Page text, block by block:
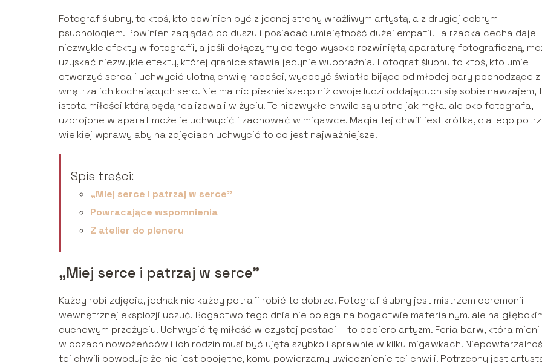
Fotograf ślubny, to ktoś, kto powinien być z jednej strony wrażliwym artystą, a z drugiej dobrym
psychologiem. Powinien zaglądać do duszy i posiadać umiejętność dużej empatii. Ta rzadka cecha daje
niezwykle efekty w fotografii, a jeśli dołączymy do tego wysoko rozwiniętą aparaturę fotograficzną,
uzyskać niezwykle efekty, której granice stawia jedynie wyobraźnia. Fotograf ślubny to ktoś, kto umie
otworzyć serca i uchwycić ulotną chwilę radości, wydobyć światło bijące od młodej pary pochodzące z
wnętrza ich kochających serc. Nie ma nic piekniejszego niż dwoje ludzi oddających się sobie nawzajem,
istota miłości którą będą realizowali w życiu. Te niezwykłe chwile są ulotne jak mgła, ale oko fotografa,
uzbrojone w aparat może je uchwycić i zachować w migawce. Magia tej chwili jest krótka, dlatego
wielkiej wprawy aby na zdjęciach uchwycić to co jest najważniejsze.
Spis treści:
„Miej serce i patrzaj w serce”
Powracające wspomnienia
Z atelier do pleneru
„Miej serce i patrzaj w serce”
Każdy robi zdjęcia, jednak nie każdy potrafi robić to dobrze. Fotograf ślubny jest mistrzem ceremonii
wewnętrznej eksplozji uczuć. Bogactwo tego dnia nie polega na bogactwie materialnym, ale na
duchowym przeżyciu. Uchwycić tę miłość w czystej postaci – to dopiero artyzm. Feria barw, która mieni
w oczach nowożeńców i ich rodzin musi być ujęta szybko i sprawnie w kilku migawkach.
tej chwili powoduje że nie jest obojętne, komu powierzamy uwiecznienie tej chwili. Potrzebny jest